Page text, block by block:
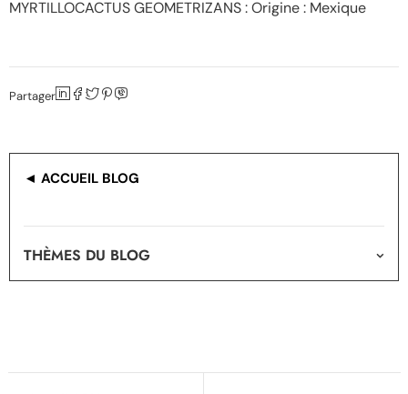
MYRTILLOCACTUS GEOMETRIZANS : Origine : Mexique
Partager
◄ ACCUEIL BLOG
THÈMES DU BLOG